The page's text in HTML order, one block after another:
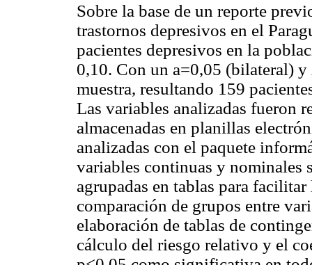
Sobre la base de un reporte
trastornos depresivos en el
pacientes depresivos en la
0,10. Con un a=0,05 (bilateral)
muestra, resultando 159
Las variables analizadas fueron
almacenadas en planillas
analizadas con el paquete
variables continuas y nominales
agrupadas en tablas para
comparación de grupos entre
elaboración de tablas de
cálculo del riesgo relativo y el